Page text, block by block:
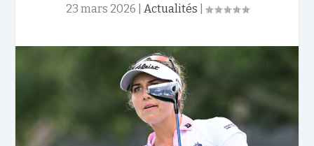
23 mars 2026 Actualités